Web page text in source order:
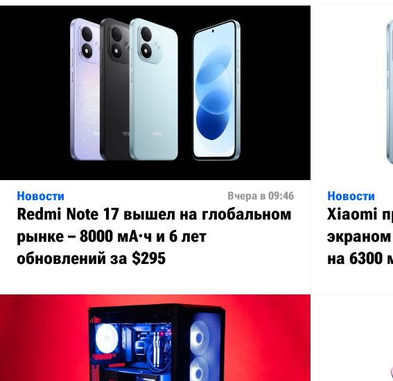
Новости Вчера в 09:46
Redmi Note 17 вышел на глобальном
рынке – 8000 мА·ч и 6 лет
обновлений за $295
Новости
Xiaomi
на 6300